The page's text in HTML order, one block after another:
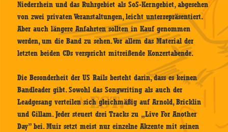
Niederrhein und das Ruhrgebiet als SoS-Kerngebiet, abgesehen
von zwei privaten Veranstaltungen, leicht unterrepräsentiert.
Aber auch längere Anfahrten sollten in Kauf genommen
werden, um die Band zu sehen. Vor allem das Material der
letzten beiden CDs verspricht mitreißende Konzertabende.
Die Besonderheit der US Rails besteht darin, dass es keinen
Bandleader gibt. Sowohl das Songwriting als auch der
Leadgesang verteilen sich gleichmäßig auf Arnold, Bricklin
und Gillam. Jeder steuert drei Tracks zu „Live For Another
Day” bei. Muir setzt meist nur einzelne Akzente mit seinen